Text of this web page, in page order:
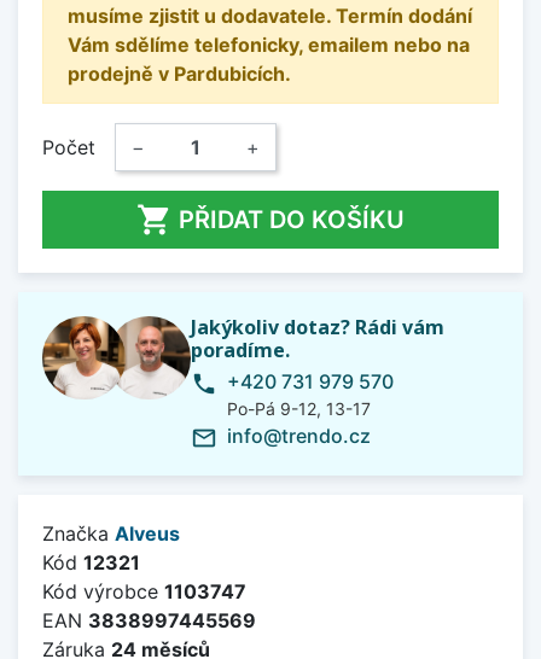
musíme zjistit u dodavatele. Termín dodání
Vám sdělíme telefonicky, emailem nebo na
prodejně v Pardubicích.
Počet − +
 PŘIDAT DO KOŠÍKU
Jakýkoliv dotaz? Rádi vám
poradíme.
phone +420 731 979 570
Po-Pá 9-12, 13-17
mail_outline info@trendo.cz
Značka Alveus
Kód 12321
Kód výrobce 1103747
EAN 3838997445569
Záruka 24 měsíců